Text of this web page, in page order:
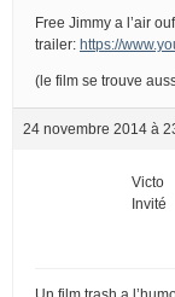
Free Jimmy a l’air
trailer: https://
(le film se trouve
24 novembre 2014 à
Victo
Invité